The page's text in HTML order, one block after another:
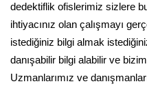
dedektiflik ofislerimiz sizlere
ihtiyacınız olan çalışmayı
istediğiniz bilgi almak
danışabilir bilgi alabilir ve
Uzmanlarımız ve